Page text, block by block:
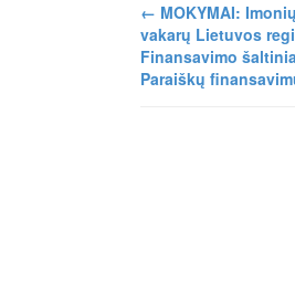
← MOKYMAI:
vakarų Lietuvos
Finansavimo
Paraiškų